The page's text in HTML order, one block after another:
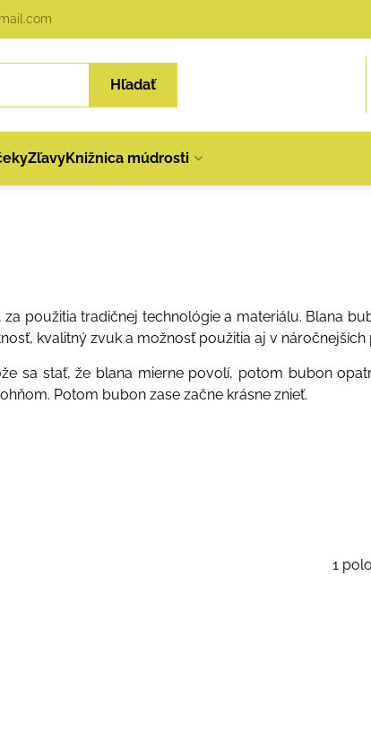
Hľadať
ZľavyKnižnica múdrosti
použitia tradičnej technológie a materiálu. Blana
kvalitný zvuk a možnosť použitia aj v náročnejších
sa stať, že blana mierne povolí, potom bubon
Potom bubon zase začne krásne znieť.
1